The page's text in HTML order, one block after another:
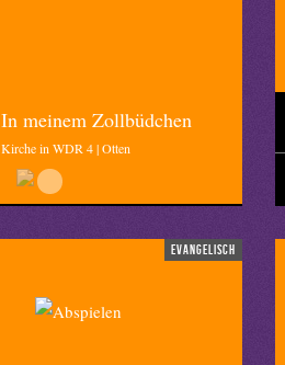
In meinem Zollbüdchen
Kirche in WDR 4 | Otten
evangelisch